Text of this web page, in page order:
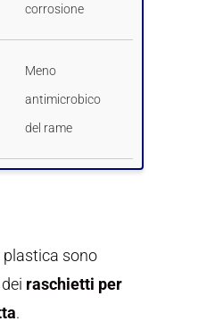
corrosione
Meno
antimicrobico
del rame
sono
raschietti per
.